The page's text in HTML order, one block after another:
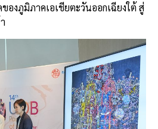
องภูมิภาคเอเชียตะวันออกเฉียงใต้ สู่